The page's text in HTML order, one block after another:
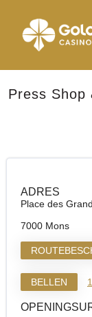
Startpagina
Press Shop &
Press Shop
ADRES
Place des
7000 Mons
BELLEN